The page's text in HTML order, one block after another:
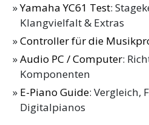
Yamaha YC61 Test:
Klangvielfalt & Extras
Controller für die
Audio PC / Computer:
Komponenten
E-Piano Guide: Vergleich,
Digitalpianos